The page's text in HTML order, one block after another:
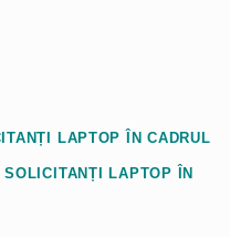
LAPTOP ÎN CADRUL
LAPTOP ÎN